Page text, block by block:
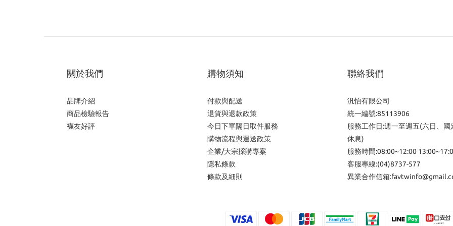
關於我們
品牌介紹
商品檢驗報告
襪友好評
購物須知
付款與配送
退貨與退款政策
今日下單隔日取件服務
購物流程與運送政策
企業/大宗採購專案
隱私條款
條款及細則
聯絡我們
汎怡有限公司
統一編號:85113906
服務工作日:週一至週五(六日、國
休息)
服務時間:08:00~12:00
客服專線:(04)8737-577
異業合作信箱